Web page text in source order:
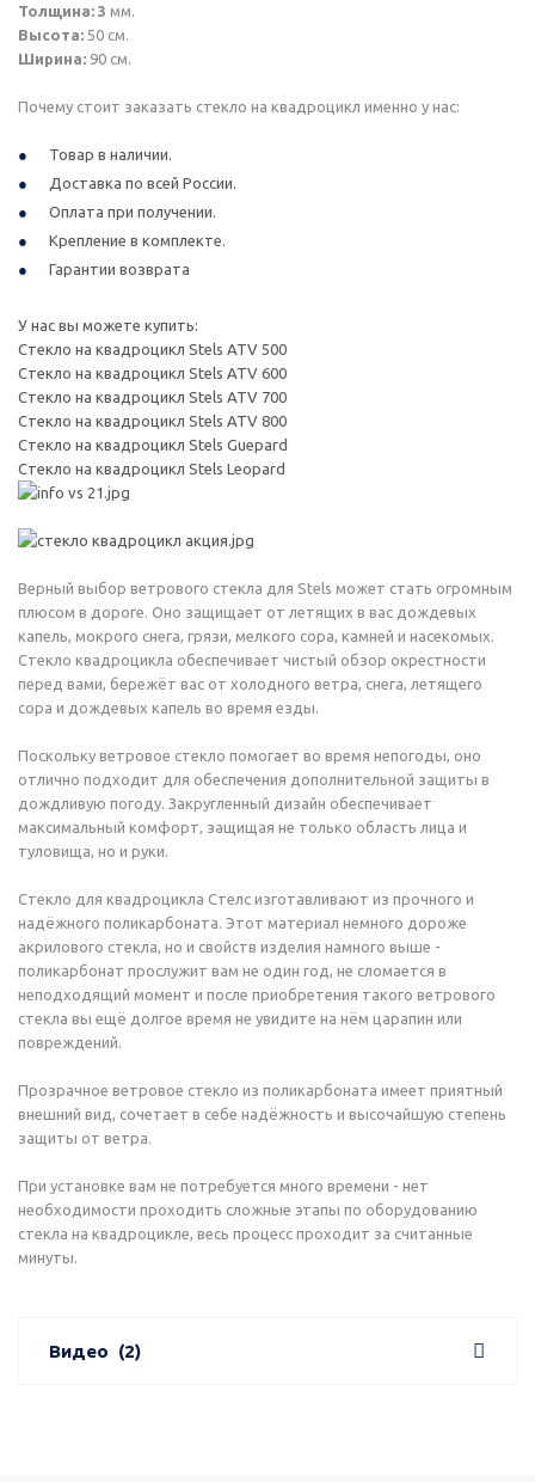
Толщина: 3 мм.
Высота: 50 см.
Ширина: 90 см.
Почему стоит заказать стекло на квадроцикл именно у нас:
Товар в наличии.
Доставка по всей России.
Оплата при получении.
Крепление в комплекте.
Гарантии возврата
У нас вы можете купить:
Стекло на квадроцикл Stels ATV 500
Стекло на квадроцикл Stels ATV 600
Стекло на квадроцикл Stels ATV 700
Стекло на квадроцикл Stels ATV 800
Стекло на квадроцикл Stels Guepard
Стекло на квадроцикл Stels Leopard
Верный выбор ветрового стекла для Stels может стать огромным
плюсом в дороге. Оно защищает от летящих в вас дождевых
капель, мокрого снега, грязи, мелкого сора, камней и насекомых.
Стекло квадроцикла обеспечивает чистый обзор окрестности
перед вами, бережёт вас от холодного ветра, снега, летящего
сора и дождевых капель во время езды.
Поскольку ветровое стекло помогает во время непогоды, оно
отлично подходит для обеспечения дополнительной защиты в
дождливую погоду. Закругленный дизайн обеспечивает
максимальный комфорт, защищая не только область лица и
туловища, но и руки.
Стекло для квадроцикла Стелс изготавливают из прочного и
надёжного поликарбоната. Этот материал немного дороже
акрилового стекла, но и свойств изделия намного выше -
поликарбонат прослужит вам не один год, не сломается в
неподходящий момент и после приобретения такого ветрового
стекла вы ещё долгое время не увидите на нём царапин или
повреждений.
Прозрачное ветровое стекло из поликарбоната имеет приятный
внешний вид, сочетает в себе надёжность и высочайшую степень
защиты от ветра.
При установке вам не потребуется много времени - нет
необходимости проходить сложные этапы по оборудованию
стекла на квадроцикле, весь процесс проходит за считанные
минуты.
Видео (2)